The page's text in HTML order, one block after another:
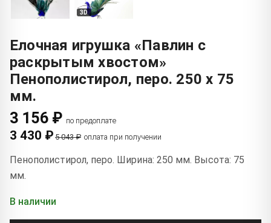
3D
Елочная игрушка «Павлин с
раскрытым хвостом»
Пенополистирол, перо. 250 x 75
мм.
3 156 ₽ по предоплате
3 430 ₽ 5 043 ₽ оплата при получении
Пенополистирол, перо. Ширина: 250 мм. Высота: 75
мм.
В наличии